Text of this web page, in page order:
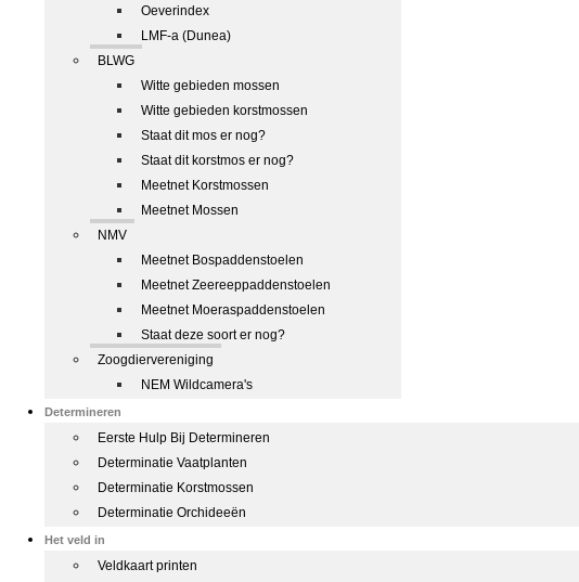
Oeverindex
LMF-a (Dunea)
BLWG
Witte gebieden mossen
Witte gebieden korstmossen
Staat dit mos er nog?
Staat dit korstmos er nog?
Meetnet Korstmossen
Meetnet Mossen
NMV
Meetnet Bospaddenstoelen
Meetnet Zeereeppaddenstoelen
Meetnet Moeraspaddenstoelen
Staat deze soort er nog?
Zoogdiervereniging
NEM Wildcamera's
Determineren
Eerste Hulp Bij Determineren
Determinatie Vaatplanten
Determinatie Korstmossen
Determinatie Orchideeën
Het veld in
Veldkaart printen